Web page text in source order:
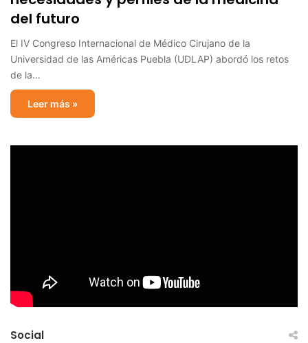
del futuro
El IV Congreso Internacional de Médico Cirujano de la
Universidad de las Américas Puebla (UDLAP) abordó los retos
de la…
Leer más »
Social